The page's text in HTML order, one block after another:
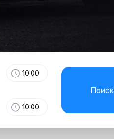
10:00
10:00
Поиск